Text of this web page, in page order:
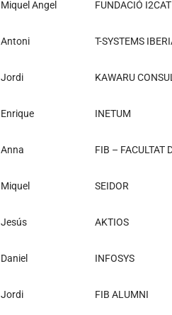
Miquel Angel FUNDACIÓ I2CAT
Antoni T-SYSTEMS
Jordi KAWARU
Enrique INETUM
Anna FIB – FACULTAT
Miquel SEIDOR
Jesús AKTIOS
Daniel INFOSYS
Jordi FIB ALUMNI